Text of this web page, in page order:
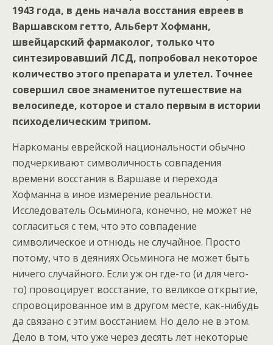
1943 года, в день начала восстания евреев в
Варшавском гетто, Альберт Хофманн,
швейцарский фармаколог, только что
синтезировавший ЛСД, попробовал некоторое
количество этого препарата и улетел. Точнее
совершил свое знаменитое путешествие на
велосипеде, которое и стало первым в истории
психоделическим трипом.
Наркоманы еврейской национальности обычно
подчеркивают символичность совпадения
времени восстания в Варшаве и перехода
Хофманна в иное измерение реальности.
Исследователь Осьминога, конечно, не может не
согласиться с тем, что это совпадение
символическое и отнюдь не случайное. Просто
потому, что в деяниях Осьминога не может быть
ничего случайного. Если уж он где-то (и для чего-
то) провоцирует восстание, то великое открытие,
спровоцированное им в другом месте, как-нибудь
да связано с этим восстанием. Но дело не в этом.
Дело в том, что уже через десять лет некоторые